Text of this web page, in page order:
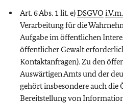
Art. 6 Abs. 1 lit. e)DSGVO i.V.m.
Verarbeitung für die
Aufgabe im öffentlichen
öffentlicher Gewalt
Kontaktanfragen). Zu den
Auswärtigen Amts und der
gehört insbesondere auch
Bereitstellung von